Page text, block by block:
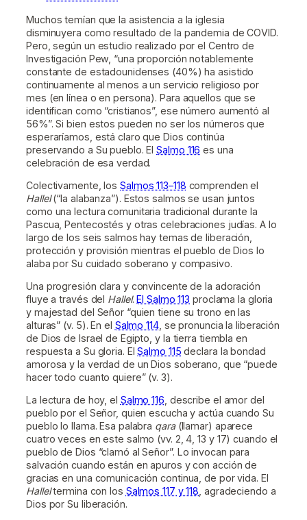
Muchos temían que la asistencia a la iglesia
disminuyera como resultado de la pandemia de COVID.
Pero, según un estudio realizado por el Centro de
Investigación Pew, “una proporción notablemente
constante de estadounidenses (40%) ha asistido
continuamente al menos a un servicio religioso por
mes (en línea o en persona). Para aquellos que se
identifican como “cristianos”, ese número aumentó al
56%”. Si bien estos pueden no ser los números que
esperaríamos, está claro que Dios continúa
preservando a Su pueblo. ElSalmo 116 es una
celebración de esa verdad.
Colectivamente, losSalmos 113–118 comprenden el
Hallel(“la alabanza”). Estos salmos se usan juntos
como una lectura comunitaria tradicional durante la
Pascua, Pentecostés y otras celebraciones judías. A lo
largo de los seis salmos hay temas de liberación,
protección y provisión mientras el pueblo de Dios lo
alaba por Su cuidado soberano y compasivo.
Una progresión clara y convincente de la adoración
fluye a través del Hallel.El Salmo 113 proclama la gloria
y majestad del Señor “quien tiene su trono en las
alturas” (v. 5). En el Salmo 114, se pronuncia la liberación
de Dios de Israel de Egipto, y la tierra tiembla en
respuesta a Su gloria. ElSalmo 115 declara la bondad
amorosa y la verdad de un Dios soberano, que “puede
hacer todo cuanto quiere” (v. 3).
La lectura de hoy, el Salmo 116 , describe el amor del
pueblo por el Señor, quien escucha y actúa cuando Su
pueblo lo llama. Esa palabra qara(llamar) aparece
cuatro veces en este salmo (vv. 2, 4, 13 y 17) cuando el
pueblo de Dios “clamó al Señor”. Lo invocan para
salvación cuando están en apuros y con acción de
gracias en una comunicación continua, de por vida. El
Halleltermina con los Salmos 117 y 118 , agradeciendo a
Dios por Su liberación.